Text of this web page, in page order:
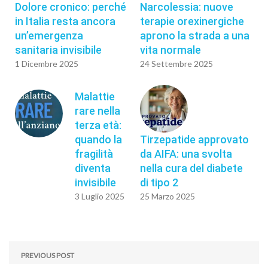
Dolore cronico: perché
in Italia resta ancora
un’emergenza
sanitaria invisibile
1 Dicembre 2025
Narcolessia: nuove
terapie orexinergiche
aprono la strada a una
vita normale
24 Settembre 2025
Malattie
rare nella
terza età:
quando la
fragilità
diventa
invisibile
3 Luglio 2025
Tirzepatide approvato
da AIFA: una svolta
nella cura del diabete
di tipo 2
25 Marzo 2025
PREVIOUS POST